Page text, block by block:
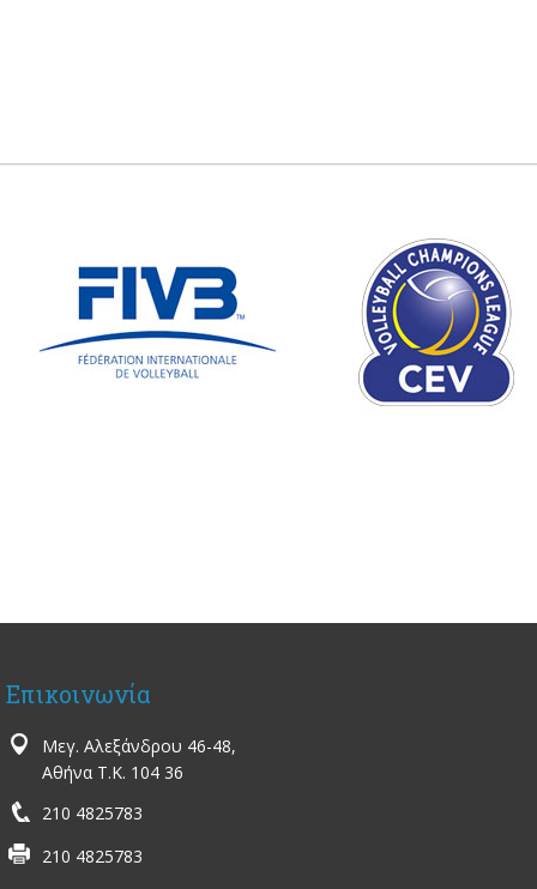
Επικοινωνία
Μεγ. Αλεξάνδρου 46-48,
Αθήνα Τ.Κ. 104 36
210 4825783
210 4825783